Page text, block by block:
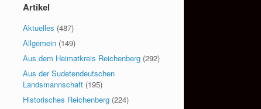
Artikel
Aktuelles (487)
Allgemein (149)
Aus dem Heimatkreis Reichenberg (292)
Aus der Sudetendeutschen
Landsmannschaft (195)
Historisches Reichenberg (224)